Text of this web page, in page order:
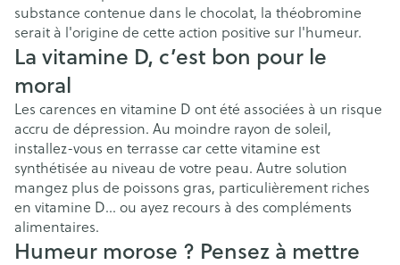
substance contenue dans le chocolat, la théobromine
serait à l'origine de cette action positive sur l'humeur.
La vitamine D, c’est bon pour le
moral
Les carences en vitamine D ont été associées à un risque
accru de dépression. Au moindre rayon de soleil,
installez-vous en terrasse car cette vitamine est
synthétisée au niveau de votre peau. Autre solution
mangez plus de poissons gras, particulièrement riches
en vitamine D… ou ayez recours à des compléments
alimentaires.
Humeur morose ? Pensez à mettre